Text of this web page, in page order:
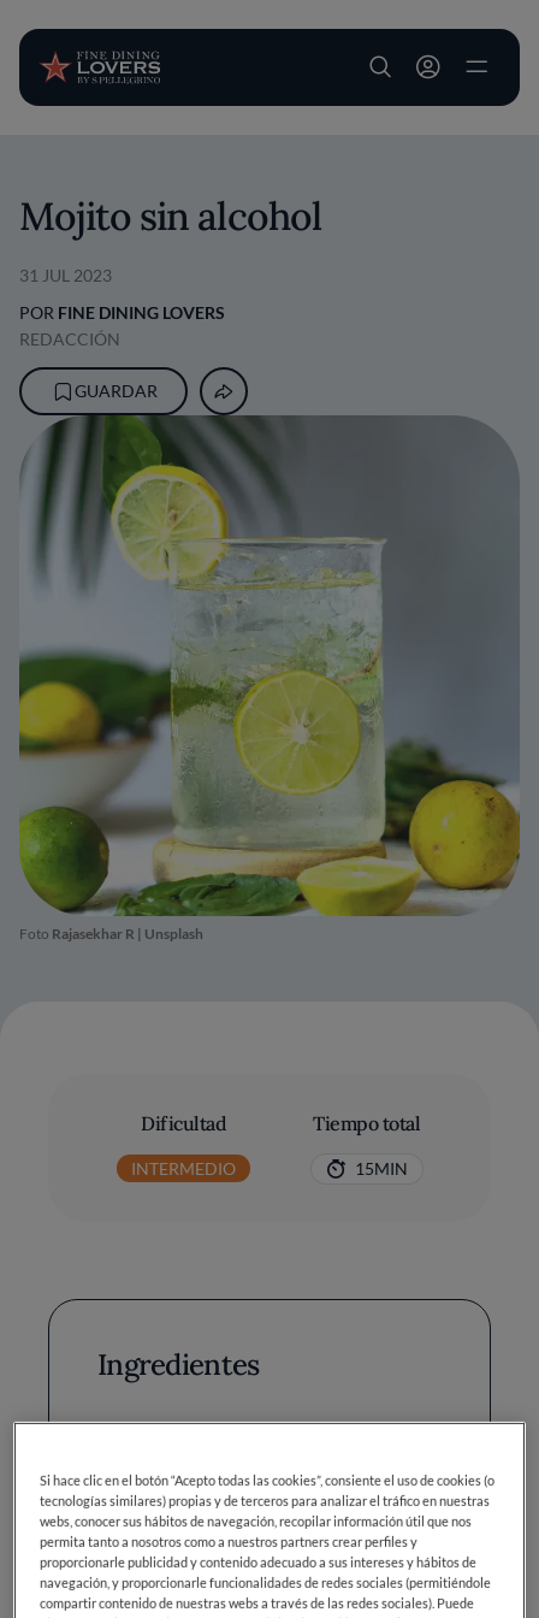
User account
Foto Rajasekhar R | Unsplash
Mojito sin alcohol
31 JUL 2023
POR FINE DINING LOVERS
REDACCIÓN
GUARDAR
Dificultad
INTERMEDIO
Tiempo total
15MIN
Ingredientes
Menta: fresca (o hierbabuena), 15
hojas
Azúcar moreno: 1 cucharada
sopera
Si hace clic en el botón “Acepto todas las cookies”, consiente el uso de cookies (o
tecnologías similares) propias y de terceros para analizar el tráfico en nuestras
webs, conocer sus hábitos de navegación, recopilar información útil que nos
permita tanto a nosotros como a nuestros partners crear perfiles y
proporcionarle publicidad y contenido adecuado a sus intereses y hábitos de
navegación, y proporcionarle funcionalidades de redes sociales (permitiéndole
compartir contenido de nuestras webs a través de las redes sociales). Puede